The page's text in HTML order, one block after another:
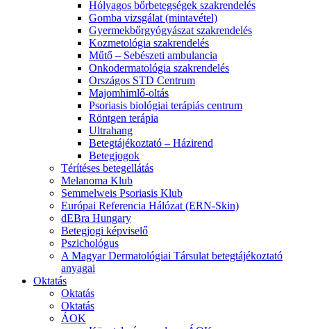
Hólyagos bőrbetegségek szakrendelés
Gomba vizsgálat (mintavétel)
Gyermekbőrgyógyászat szakrendelés
Kozmetológia szakrendelés
Műtő – Sebészeti ambulancia
Onkodermatológia szakrendelés
Országos STD Centrum
Majomhimlő-oltás
Psoriasis biológiai terápiás centrum
Röntgen terápia
Ultrahang
Betegtájékoztató – Házirend
Betegjogok
Térítéses betegellátás
Melanoma Klub
Semmelweis Psoriasis Klub
Európai Referencia Hálózat (ERN-Skin)
dEBra Hungary
Betegjogi képviselő
Pszichológus
A Magyar Dermatológiai Társulat betegtájékoztató
anyagai
Oktatás
Oktatás
Oktatás
ÁOK